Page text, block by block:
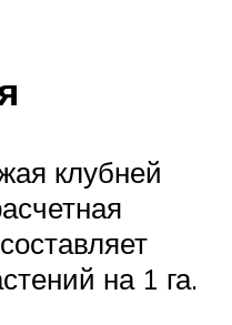
клубней
на 1 га.